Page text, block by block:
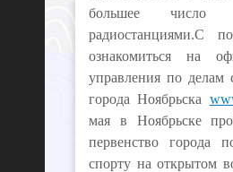
большее число
радиостанциями.С
ознакомиться на
управления по
города Ноябрьска
мая в Ноябрьске
первенство города
спорту на открытом